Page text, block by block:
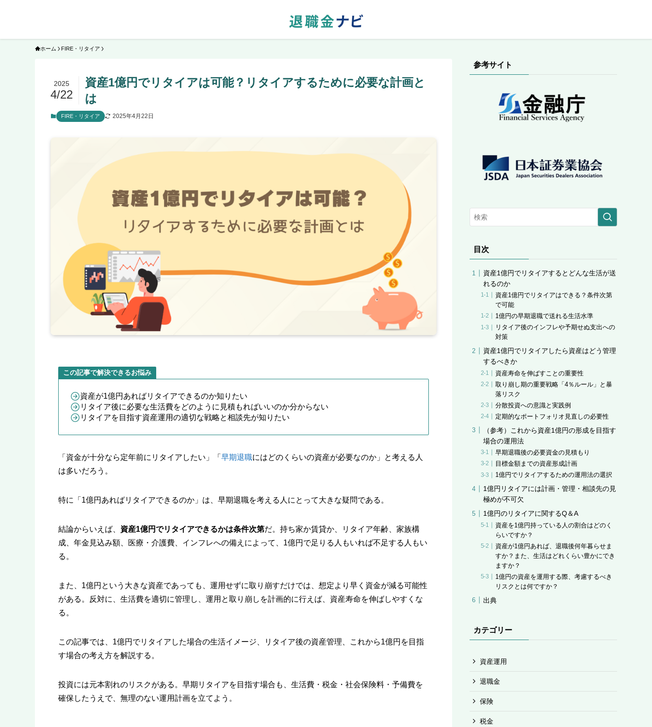
ホーム FIRE・リタイア
資産1億円でリタイアは可能？リタイアするために必要な計画と
は
2025
4/22
FIRE・リタイア 2025年4月22日
この記事で解決できるお悩み
資産が1億円あればリタイアできるのか知りたい
リタイア後に必要な生活費をどのように見積もればいいのか分からない
リタイアを目指す資産運用の適切な戦略と相談先が知りたい
「資金が十分なら定年前にリタイアしたい」「 早期退職にはどのくらいの資産が必要なのか」と考える人
は多いだろう。
特に「1億円あればリタイアできるのか」は、早期退職を考える人にとって大きな疑問である。
結論からいえば、 資産1億円でリタイアできるかは条件次第だ。持ち家か賃貸か、リタイア年齢、家族構
成、年金見込み額、医療・介護費、インフレへの備えによって、1億円で足りる人もいれば不足する人もい
る。
また、1億円という大きな資産であっても、運用せずに取り崩すだけでは、想定より早く資金が減る可能性
がある。反対に、生活費を適切に管理し、運用と取り崩しを計画的に行えば、資産寿命を伸ばしやすくな
る。
この記事では、1億円でリタイアした場合の生活イメージ、リタイア後の資産管理、これから1億円を目指
す場合の考え方を解説する。
投資には元本割れのリスクがある。早期リタイアを目指す場合も、生活費・税金・社会保険料・予備費を
確保したうえで、無理のない運用計画を立てよう。
参考サイト
目次
資産1億円でリタイアするとどんな生活が送
れるのか
資産1億円でリタイアはできる？条件次第
で可能
1億円の早期退職で送れる生活水準
リタイア後のインフレや予期せぬ支出への
対策
資産1億円でリタイアしたら資産はどう管理
するべきか
資産寿命を伸ばすことの重要性
取り崩し期の重要戦略「4％ルール」と暴
落リスク
分散投資への意識と実践例
定期的なポートフォリオ見直しの必要性
（参考）これから資産1億円の形成を目指す
場合の運用法
早期退職後の必要資金の見積もり
目標金額までの資産形成計画
1億円でリタイアするための運用法の選択
1億円リタイアには計画・管理・相談先の見
極めが不可欠
1億円のリタイアに関するQ＆A
資産を1億円持っている人の割合はどのく
らいですか？
資産が1億円あれば、退職後何年暮らせま
すか？また、生活はどれくらい豊かにでき
ますか？
1億円の資産を運用する際、考慮するべき
リスクとは何ですか？
出典
カテゴリー
資産運用
退職金
保険
税金